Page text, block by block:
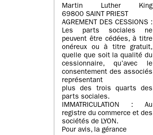
Martin Luther King
69800 SAINT PRIEST
AGREMENT DES CESSIONS :
Les parts sociales ne
peuvent être cédées, à titre
onéreux ou à titre gratuit,
quelle que soit la qualité du
cessionnaire, qu’avec le
consentement des associés
représentant
plus des trois quarts des
parts sociales.
IMMATRICULATION : Au
registre du commerce et des
sociétés de LYON.
Pour avis, la gérance